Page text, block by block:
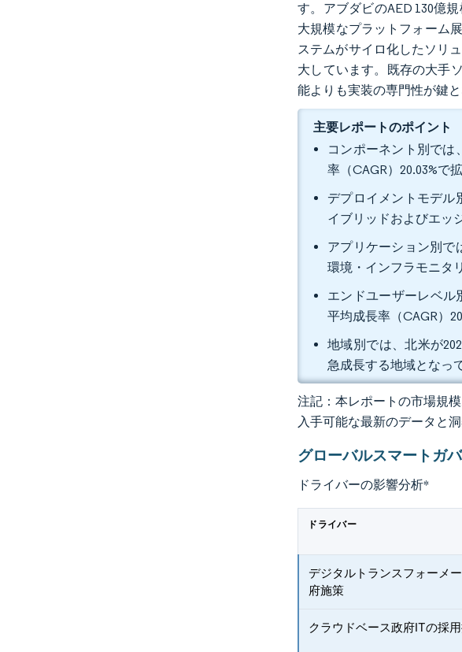
す。アブダビのAED 130億
大規模なプラットフォーム
ステムがサイロ化したソリ
大しています。既存の大手
能よりも実装の専門性が鍵
主要レポートのポイント
コンポーネント別では
率（CAGR）20.03%で
デプロイメントモデル
イブリッドおよびエッ
アプリケーション別で
環境・インフラモニタ
エンドユーザーレベル
平均成長率（CAGR）
地域別では、北米が
急成長する地域となっ
注記：本レポートの市場規
入手可能な最新のデータと
グローバルスマートガ
ドライバーの影響分析*
ドライバー
デジタルトランスフォーメ
府施策
クラウドベース政府ITの採